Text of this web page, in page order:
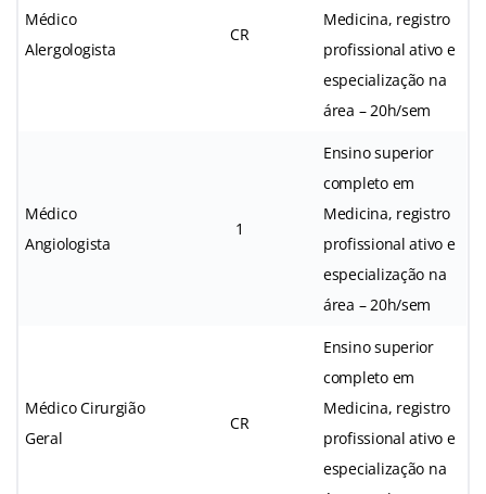
Médico
Alergologista
CR
Medicina, registro
profissional ativo e
especialização na
área – 20h/sem
Médico
Angiologista
1
Ensino superior
completo em
Medicina, registro
profissional ativo e
especialização na
área – 20h/sem
Médico Cirurgião
Geral
CR
Ensino superior
completo em
Medicina, registro
profissional ativo e
especialização na